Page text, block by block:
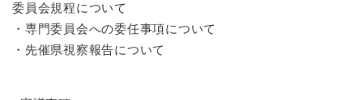
委員会規程について
・専門委員会への委任事項について
・先催県視察報告について